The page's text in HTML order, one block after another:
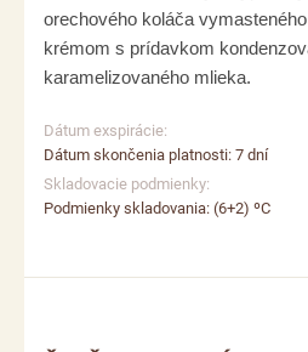
orechového koláča
krémom s prídavkom
karamelizovaného mlieka.
Dátum exspirácie:
Dátum skončenia platnosti: 7 dní
Skladovacie podmienky:
Podmienky skladovania: (6+2) ºС